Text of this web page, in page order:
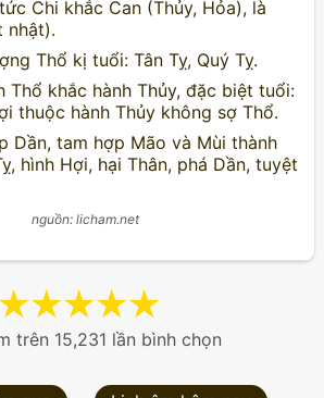
Chi khắc Can (Thủy, Hỏa), là
Thổ kị tuổi: Tân Tỵ, Quý Tỵ.
Thổ khắc hành Thủy, đặc biệt tuổi:
thuộc hành Thủy không sợ Thổ.
Dần, tam hợp Mão và Mùi thành
hình Hợi, hại Thân, phá Dần, tuyệt
nguồn: licham.net
★
★
★
★
★
trên 15,231 lần bình chọn